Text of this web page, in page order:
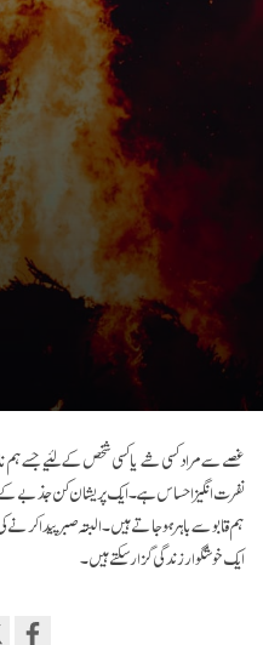
غصے سے مراد کسی شے یا کسی شخص کے لئیے جسے
نفرت انگیز احساس ہے۔ ایک پریشان کن جذبے کے
ہم قابو سے باہر ہو جاتے ہیں۔ البتہ صبر پیدا
ایک خوشگوار زندگی گزار سکتے ہیں۔